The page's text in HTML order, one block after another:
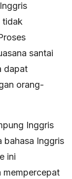
tidak
santai
dapat
orang-
Inggris
bahasa Inggris
ini
mempercepat